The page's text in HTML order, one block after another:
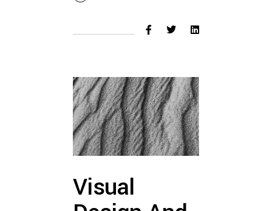
Visual